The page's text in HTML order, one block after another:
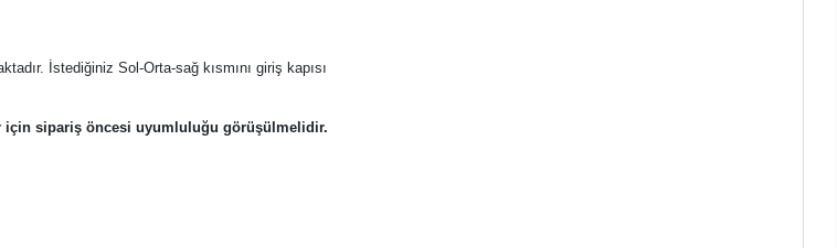
İstediğiniz Sol-Orta-sağ kısmını giriş kapısı
için sipariş öncesi uyumluluğu görüşülmelidir.